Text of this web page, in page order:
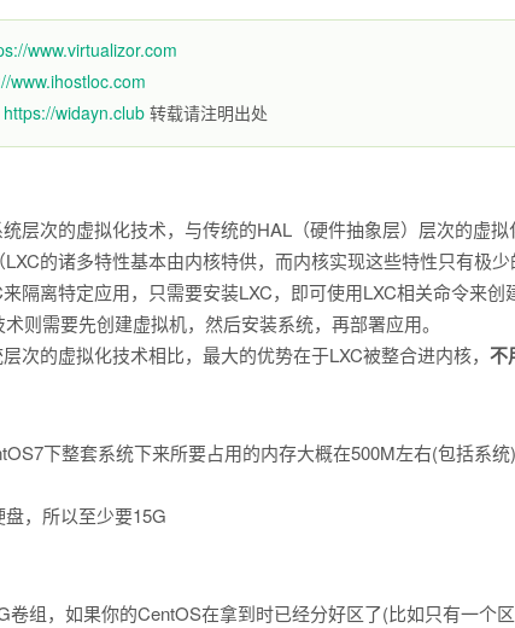
www.virtualizor.com
www.ihostloc.com
https://widayn.club 转载请注明出处
层次的虚拟化技术，与传统的HAL（硬件抽象层）层次的虚拟
的诸多特性基本由内核特供，而内核实现这些特性只有极少
隔离特定应用，只需要安装LXC，即可使用LXC相关命令来
则需要先创建虚拟机，然后安装系统，再部署应用。
次的虚拟化技术相比，最大的优势在于LXC被整合进内核， 不
下整套系统下来所要占用的内存大概在500M左右(包括系
，所以至少要15G
卷组，如果你的CentOS在拿到时已经分好区了(比如只有一个